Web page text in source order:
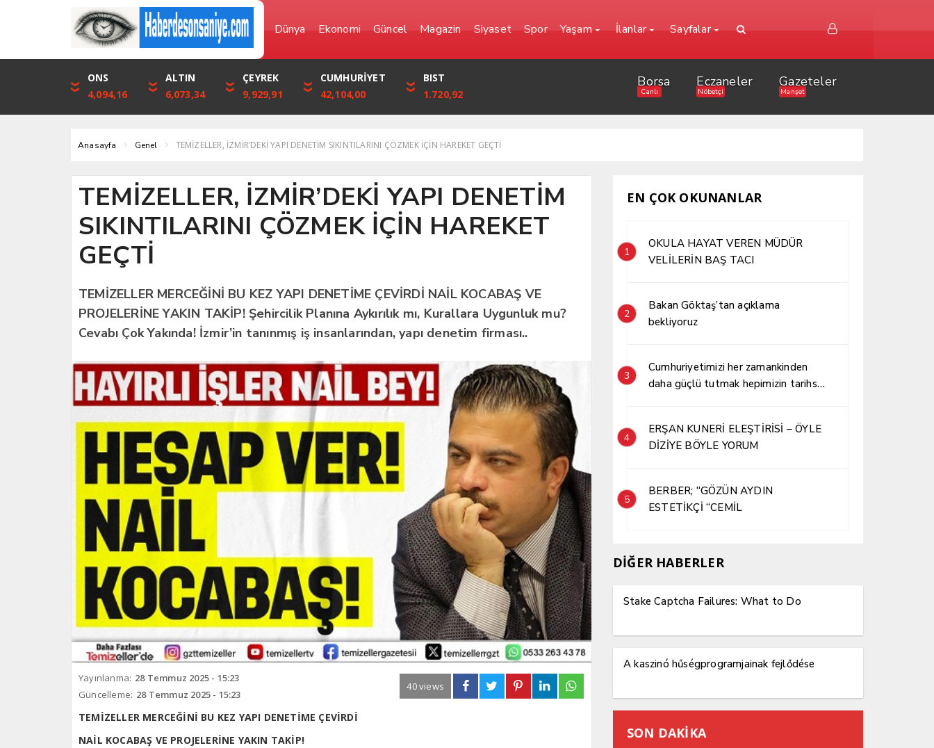
Dünya Ekonomi Güncel Magazin Siyaset Spor Yaşam İlanlar Sayfalar
DOLAR
46,1316
EURO
53,3001
STERLİN
61,7411
YEN
0,0000
57,6861
ONS
4,094,16
ALTIN
6,073,34
ÇEYREK
9,929,91
CUMHURİYET
42,104,00
BIST
1.720,92
Borsa
Canlı
Eczaneler
Nöbetçi
Gazeteler
Manşet
Anasayfa Genel TEMİZELLER, İZMİR’DEKİ YAPI DENETİM SIKINTILARINI ÇÖZMEK İÇİN HAREKET GEÇTİ
TEMİZELLER, İZMİR’DEKİ YAPI DENETİM
SIKINTILARINI ÇÖZMEK İÇİN HAREKET
GEÇTİ
TEMİZELLER MERCEĞİNİ BU KEZ YAPI DENETİME ÇEVİRDİ NAİL KOCABAŞ VE
PROJELERİNE YAKIN TAKİP! Şehircilik Planına Aykırılık mı, Kurallara Uygunluk mu?
Cevabı Çok Yakında! İzmir’in tanınmış iş insanlarından, yapı denetim firması..
Yayınlanma: 28 Temmuz 2025 - 15:23
Güncelleme: 28 Temmuz 2025 - 15:23
40 views
TEMİZELLER MERCEĞİNİ BU KEZ YAPI DENETİME ÇEVİRDİ
NAİL KOCABAŞ VE PROJELERİNE YAKIN TAKİP!
EN ÇOK OKUNANLAR
1
OKULA HAYAT VEREN MÜDÜR
VELİLERİN BAŞ TACI
2
Bakan Göktaş’tan açıklama
bekliyoruz
3
Cumhuriyetimizi her zamankinden
daha güçlü tutmak hepimizin tarihsel
4
ERŞAN KUNERİ ELEŞTİRİSİ – ÖYLE
DİZİYE BÖYLE YORUM
5
BERBER; “GÖZÜN AYDIN
ESTETİKÇİ “CEMİL
DİĞER HABERLER
Stake Captcha Failures: What to Do
A kaszinó hűségprogramjainak fejlődése
SON DAKİKA